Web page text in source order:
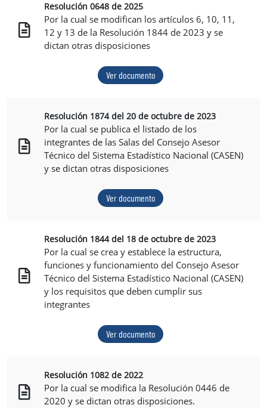
Resolución 0648 de 2025
Por la cual se modifican los artículos 6, 10, 11,
12 y 13 de la Resolución 1844 de 2023 y se
dictan otras disposiciones
Ver documento
Resolución 1874 del 20 de octubre de 2023
Por la cual se publica el listado de los
integrantes de las Salas del Consejo Asesor
Técnico del Sistema Estadístico Nacional (CASEN)
y se dictan otras disposiciones
Ver documento
Resolución 1844 del 18 de octubre de 2023
Por la cual se crea y establece la estructura,
funciones y funcionamiento del Consejo Asesor
Técnico del Sistema Estadístico Nacional (CASEN)
y los requisitos que deben cumplir sus
integrantes
Ver documento
Resolución 1082 de 2022
Por la cual se modifica la Resolución 0446 de
2020 y se dictan otras disposiciones.